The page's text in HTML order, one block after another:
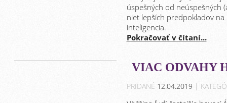
úspešných od neúspešných
niet lepších predpokladov
inteligencia.
Pokračovať v čítaní...
VIAC ODVAHY
PRIDANÉ 12.04.2019 |